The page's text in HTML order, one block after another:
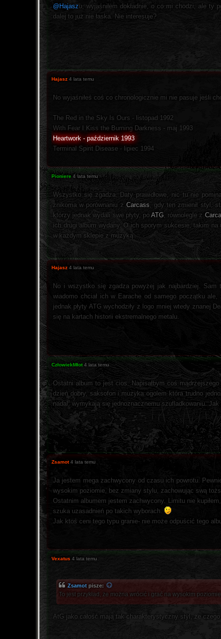
@Hajaszu, wyjaśniłem dokładnie, o co mi chodzi, ale ty
dalej to już nie łaska. Nie interesuje?
Hajasz 4 lata temu
No wyjaśniłeś coś co chronologicznie mi nie pasuje jeśli
The Red in the Sky Is Ours - listopad 1992
With Fear I Kiss the Burning Darkness - maj 1993
Heartwork - październik 1993
Terminal Spirit Disease - lipiec 1994
Pioniere 4 lata temu
Wszystko się zgadza. Daty prawidłowe, nic tu nie
znikoma w porównaniu z Carcass, gdy ten zmienił styl,
którzy jednak wydali swe płyty, poATG, równolegle z
ich drugi album wydany. O ich sporym sukcesie, takim na
w każdym sklepie z muzyką
Hajasz 4 lata temu
No i wszystko się zgadza powyżej jak najbardziej.
wiadomo chciał ich w Earache od samego początku
jednak płyty ATG wychodziły z logo mniej wtedy znanej
się na kartach historii ekstremalnego metalu.
CzłowiekMłot 4 lata temu
Ostatni album to jest cios. Napisałbym coś
dzień dobry, saksofon i muzyka ogolem która trudno
nadal, wymykają się jednoznacznemu szufladkowaniu.
Zsamot 4 lata temu
Ja jestem mega zachwycony od czasu ich powrotu.
wysokim poziomie, bez zmiany stylu, zachowując swą
Ostatnim albumem jestem zachwycony. Limitu nie
szuka uzasadnień po takich wyborach.
Jak ktoś ceni tego typu granie- nie może odpuścić tego
Vexatus 4 lata temu
Zsamotpisze:
To jest przykład, że można wrócić i grać na wysokim
AtG jako całość mają tak charakterystyczny styl, że